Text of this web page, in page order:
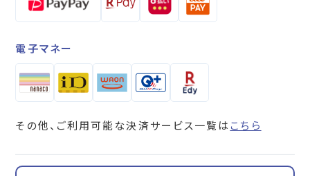
電子マネー
その他、ご利用可能な決済サービス一覧は こちら